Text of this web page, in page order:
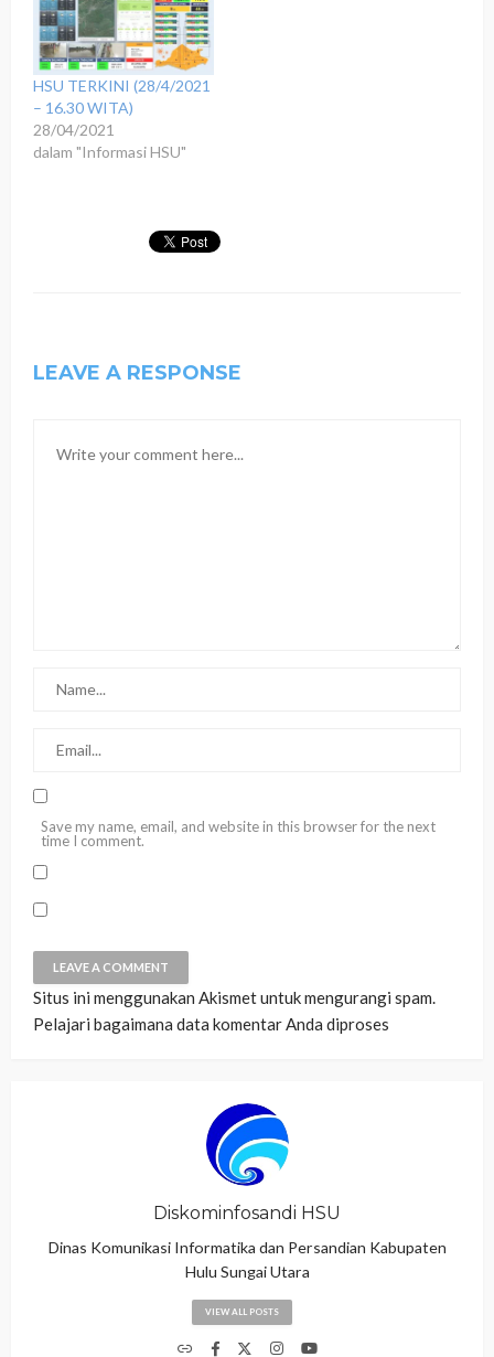
HSU TERKINI (28/4/2021
– 16.30 WITA)
28/04/2021
dalam "Informasi HSU"
LEAVE A RESPONSE
Save my name, email, and website in this browser for the next
time I comment.
Situs ini menggunakan Akismet untuk mengurangi spam.
Pelajari bagaimana data komentar Anda diproses
Diskominfosandi HSU
Dinas Komunikasi Informatika dan Persandian Kabupaten
Hulu Sungai Utara
VIEW ALL POSTS